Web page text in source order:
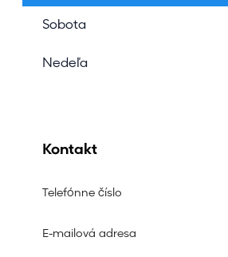
Sobota
Nedeľa
Kontakt
Telefónne číslo
E-mailová adresa